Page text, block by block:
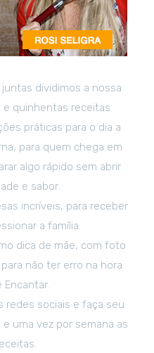
dividimos a nossa
e quinhentas receitas
práticas para o dia a
para quem chega em
algo rápido sem abrir
e sabor.
incríveis, para receber
a família.
dica de mãe, com foto
não ter erro na hora
Encantar.
redes sociais e faça seu
uma vez por semana as